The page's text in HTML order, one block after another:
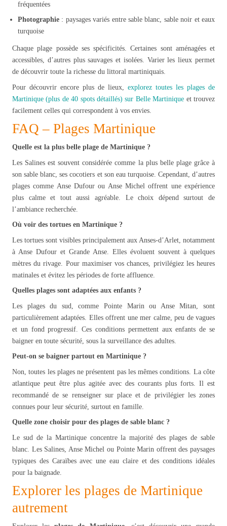
fréquentées
Photographie : paysages variés entre sable blanc, sable noir et eaux
turquoise
Chaque plage possède ses spécificités. Certaines sont aménagées et
accessibles, d’autres plus sauvages et isolées. Varier les lieux permet
de découvrir toute la richesse du littoral martiniquais.
Pour découvrir encore plus de lieux, explorez toutes les plages de
Martinique (plus de 40 spots détaillés) sur Belle Martinique et trouvez
facilement celles qui correspondent à vos envies.
FAQ – Plages Martinique
Quelle est la plus belle plage de Martinique ?
Les Salines est souvent considérée comme la plus belle plage grâce à
son sable blanc, ses cocotiers et son eau turquoise. Cependant, d’autres
plages comme Anse Dufour ou Anse Michel offrent une expérience
plus calme et tout aussi agréable. Le choix dépend surtout de
l’ambiance recherchée.
Où voir des tortues en Martinique ?
Les tortues sont visibles principalement aux Anses-d’Arlet, notamment
à Anse Dufour et Grande Anse. Elles évoluent souvent à quelques
mètres du rivage. Pour maximiser vos chances, privilégiez les heures
matinales et évitez les périodes de forte affluence.
Quelles plages sont adaptées aux enfants ?
Les plages du sud, comme Pointe Marin ou Anse Mitan, sont
particulièrement adaptées. Elles offrent une mer calme, peu de vagues
et un fond progressif. Ces conditions permettent aux enfants de se
baigner en toute sécurité, sous la surveillance des adultes.
Peut-on se baigner partout en Martinique ?
Non, toutes les plages ne présentent pas les mêmes conditions. La côte
atlantique peut être plus agitée avec des courants plus forts. Il est
recommandé de se renseigner sur place et de privilégier les zones
connues pour leur sécurité, surtout en famille.
Quelle zone choisir pour des plages de sable blanc ?
Le sud de la Martinique concentre la majorité des plages de sable
blanc. Les Salines, Anse Michel ou Pointe Marin offrent des paysages
typiques des Caraïbes avec une eau claire et des conditions idéales
pour la baignade.
Explorer les plages de Martinique
autrement